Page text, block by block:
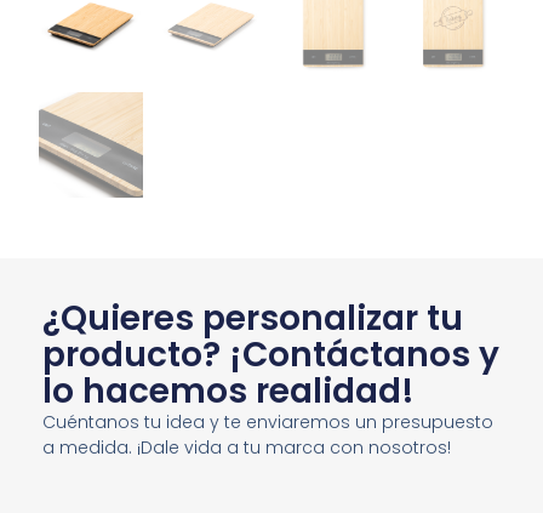
¿Quieres personalizar tu
producto? ¡Contáctanos y
lo hacemos realidad!
Cuéntanos tu idea y te enviaremos un presupuesto
a medida. ¡Dale vida a tu marca con nosotros!